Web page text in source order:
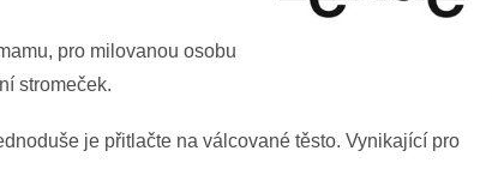
pro milovanou osobu
stromeček.
je přitlačte na válcované těsto. Vynikající pro